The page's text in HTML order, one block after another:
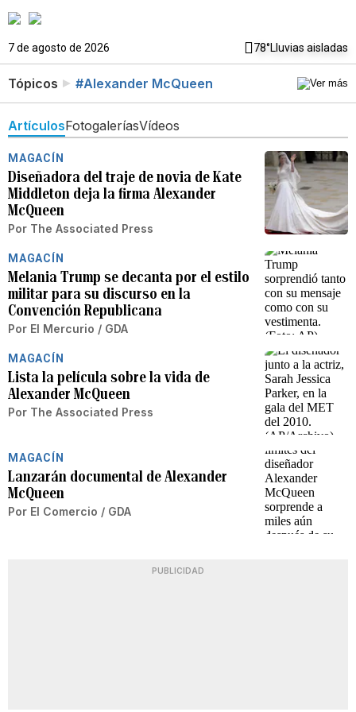
7 de agosto de 2026 78°Lluvias aisladas
Tópicos #Alexander McQueen
ArtículosFotogaleríasVídeos
MAGACÍN
Diseñadora del traje de novia de Kate
Middleton deja la firma Alexander
McQueen
Por The Associated Press
MAGACÍN
Melania Trump se decanta por el estilo
militar para su discurso en la
Convención Republicana
Por El Mercurio / GDA
MAGACÍN
Lista la película sobre la vida de
Alexander McQueen
Por The Associated Press
MAGACÍN
Lanzarán documental de Alexander
McQueen
Por El Comercio / GDA
PUBLICIDAD